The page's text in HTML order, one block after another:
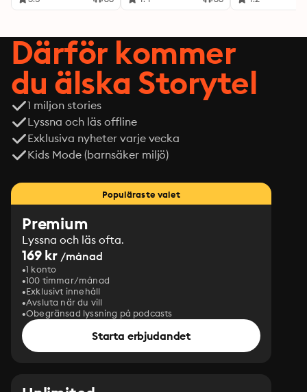
Därför kommer
du älska Storytel
1 miljon stories
Lyssna och läs offline
Exklusiva nyheter varje vecka
Kids Mode (barnsäker miljö)
Populäraste valet
Premium
Lyssna och läs ofta.
169 kr /månad
1 konto
100 timmar/månad
Exklusivt innehåll
Avsluta när du vill
Obegränsad lyssning på podcasts
Starta erbjudandet